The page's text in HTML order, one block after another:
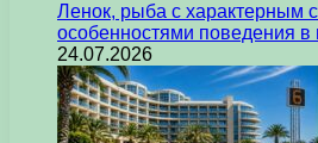
Ленок, рыба с характерным
особенностями поведения
24.07.2026